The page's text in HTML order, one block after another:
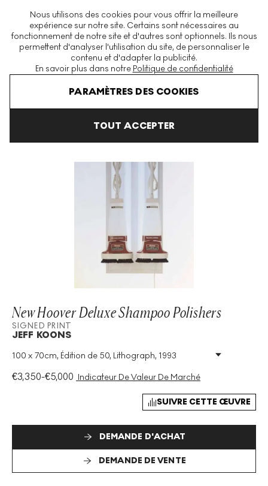
Nous utilisons des cookies pour vous offrir la meilleure
expérience sur notre site. Certains sont nécessaires au
fonctionnement de notre site et d'autres sont optionnels. Ils nous
permettent d'analyser l'utilisation du site, de personnaliser le
contenu et d'adapter la publicité.
En savoir plus dans notre Politique de confidentialité
PARAMÈTRES DES COOKIES
TOUT ACCEPTER
La plus grande plateforme mondiale d'estampes et éditions
modernes et contemporaines
Jeff Koons The New New Hoover Deluxe
New Hoover Deluxe Shampoo Polishers
SIGNED PRINT
JEFF KOONS
100 x 70cm, Édition de 50, Lithograph, 1993
Technique :
Lithograph
Taille De L'édition: 50
Format: Signed Print
€3,350-€5,000 Indicateur De Valeur De Marché
SUIVRE CETTE ŒUVRE
DEMANDE D'ACHAT
DEMANDE DE VENTE